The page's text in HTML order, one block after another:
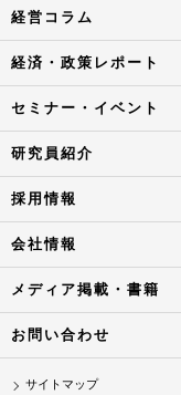
経営コラム
経済・政策レポート
セミナー・イベント
研究員紹介
採用情報
会社情報
メディア掲載・書籍
お問い合わせ
サイトマップ